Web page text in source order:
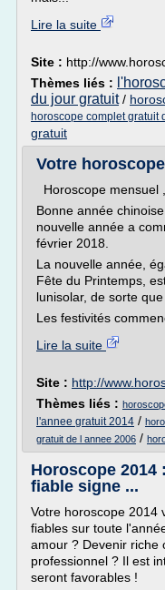
Lire la suite
Site : http://
Thèmes liés :
du jour gratuit/
horoscope complet gratuit
gratuit
Votre
Horoscope
Bonne année
nouvelle année a
février 2018.
La nouvelle année,
Fête du Printemps,
lunisolar, de sorte
Les festivités
Lire la suite
Site : http://
Thèmes liés :
l'annee gratuit 2014 /
gratuit de l annee 2006 /
Horoscope
fiable signe ...
Votre horoscope 2014
fiables sur toute
amour ? Devenir riche
professionnel ? Il est
seront favorables !